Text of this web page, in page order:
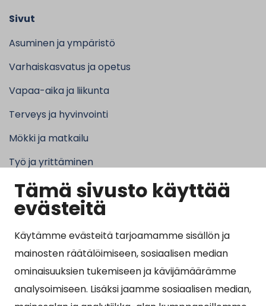
Tämä sivusto käyttää
evästeitä
Käytämme evästeitä tarjoamamme sisällön ja
mainosten räätälöimiseen, sosiaalisen median
ominaisuuksien tukemiseen ja kävijämäärämme
analysoimiseen. Lisäksi jaamme sosiaalisen median,
Sivut
Asuminen ja ympäristö
Varhaiskasvatus ja opetus
Vapaa-aika ja liikunta
Terveys ja hyvinvointi
Mökki ja matkailu
Työ ja yrittäminen
Kunta ja hallinto
Suosituimmat sivut
Esityslistat, pöytäkirjat, viranhaltijapäätökset ja
kuulutukset